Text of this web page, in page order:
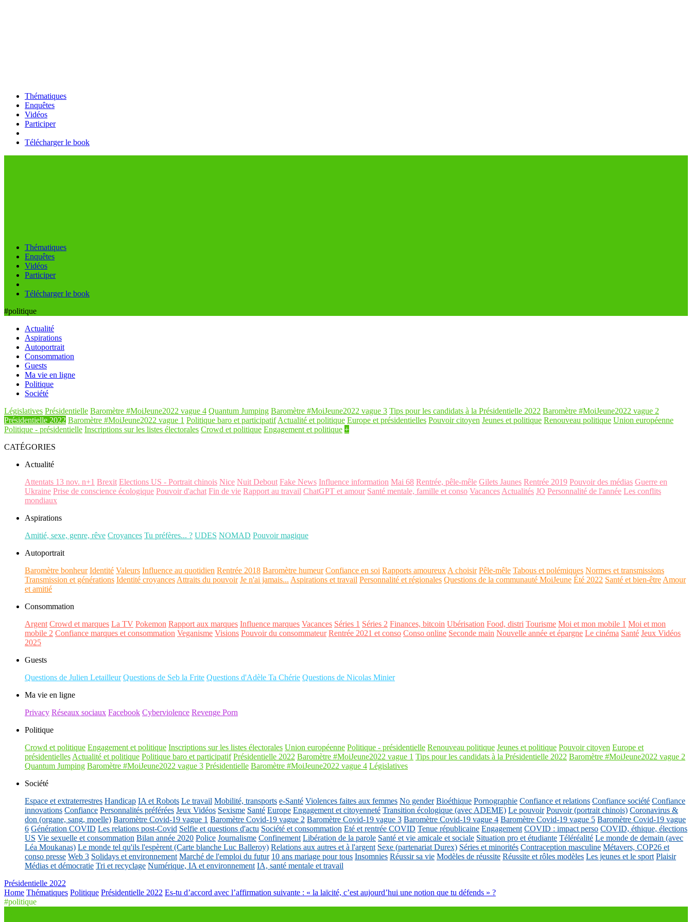
Thématiques
Enquêtes
Vidéos
Participer
Télécharger le book
Thématiques
Enquêtes
Vidéos
Participer
Télécharger le book
#politique
Actualité
Aspirations
Autoportrait
Consommation
Guests
Ma vie en ligne
Politique
Société
Législatives Présidentielle Baromètre #MoiJeune2022 vague 4 Quantum Jumping Baromètre #MoiJeune2022 vague 3 Tips pour les candidats à la Présidentielle 2022 Baromètre #MoiJeune2022 vague 2
Présidentielle 2022 Baromètre #MoiJeune2022 vague 1 Politique baro et participatif Actualité et politique Europe et présidentielles Pouvoir citoyen Jeunes et politique Renouveau politique Union européenne
Politique - présidentielle Inscriptions sur les listes électorales Crowd et politique Engagement et politique +
CATÉGORIES
Actualité
Attentats 13 nov. n+1 Brexit Elections US - Portrait chinois Nice Nuit Debout Fake News Influence information Mai 68 Rentrée, pêle-mêle Gilets Jaunes Rentrée 2019 Pouvoir des médias Guerre en
Ukraine Prise de conscience écologique Pouvoir d'achat Fin de vie Rapport au travail ChatGPT et amour Santé mentale, famille et conso Vacances Actualités JO Personnalité de l'année Les conflits
mondiaux
Aspirations
Amitié, sexe, genre, rêve Croyances Tu préfères... ? UDES NOMAD Pouvoir magique
Autoportrait
Baromètre bonheur Identité Valeurs Influence au quotidien Rentrée 2018 Baromètre humeur Confiance en soi Rapports amoureux A choisir Pêle-mêle Tabous et polémiques Normes et transmissions
Transmission et générations Identité croyances Attraits du pouvoir Je n'ai jamais... Aspirations et travail Personnalité et régionales Questions de la communauté MoiJeune Été 2022 Santé et bien-être Amour
et amitié
Consommation
Argent Crowd et marques La TV Pokemon Rapport aux marques Influence marques Vacances Séries 1 Séries 2 Finances, bitcoin Ubérisation Food, distri Tourisme Moi et mon mobile 1 Moi et mon
mobile 2 Confiance marques et consommation Veganisme Visions Pouvoir du consommateur Rentrée 2021 et conso Conso online Seconde main Nouvelle année et épargne Le cinéma Santé Jeux Vidéos
2025
Guests
Questions de Julien Letailleur Questions de Seb la Frite Questions d'Adèle Ta Chérie Questions de Nicolas Minier
Ma vie en ligne
Privacy Réseaux sociaux Facebook Cyberviolence Revenge Porn
Politique
Crowd et politique Engagement et politique Inscriptions sur les listes électorales Union européenne Politique - présidentielle Renouveau politique Jeunes et politique Pouvoir citoyen Europe et
présidentielles Actualité et politique Politique baro et participatif Présidentielle 2022 Baromètre #MoiJeune2022 vague 1 Tips pour les candidats à la Présidentielle 2022 Baromètre #MoiJeune2022 vague 2
Quantum Jumping Baromètre #MoiJeune2022 vague 3 Présidentielle Baromètre #MoiJeune2022 vague 4 Législatives
Société
Espace et extraterrestres Handicap IA et Robots Le travail Mobilité, transports e-Santé Violences faites aux femmes No gender Bioéthique Pornographie Confiance et relations Confiance société Confiance
innovations Confiance Personnalités préférées Jeux Vidéos Sexisme Santé Europe Engagement et citoyenneté Transition écologique (avec ADEME) Le pouvoir Pouvoir (portrait chinois) Coronavirus &
don (organe, sang, moelle) Baromètre Covid-19 vague 1 Baromètre Covid-19 vague 2 Baromètre Covid-19 vague 3 Baromètre Covid-19 vague 4 Baromètre Covid-19 vague 5 Baromètre Covid-19 vague
6 Génération COVID Les relations post-Covid Selfie et questions d'actu Société et consommation Eté et rentrée COVID Tenue républicaine Engagement COVID : impact perso COVID, éthique, élections
US Vie sexuelle et consommation Bilan année 2020 Police Journalisme Confinement Libération de la parole Santé et vie amicale et sociale Situation pro et étudiante Téléréalité Le monde de demain (avec
Léa Moukanas) Le monde tel qu'ils l'espèrent (Carte blanche Luc Balleroy) Relations aux autres et à l'argent Sexe (partenariat Durex) Séries et minorités Contraception masculine Métavers, COP26 et
conso presse Web 3 Solidays et environnement Marché de l'emploi du futur 10 ans mariage pour tous Insomnies Réussir sa vie Modèles de réussite Réussite et rôles modèles Les jeunes et le sport Plaisir
Médias et démocratie Tri et recyclage Numérique, IA et environnement IA, santé mentale et travail
Présidentielle 2022
Home Thématiques Politique Présidentielle 2022 Es-tu d’accord avec l’affirmation suivante : « la laïcité, c’est aujourd’hui une notion que tu défends » ?
#politique